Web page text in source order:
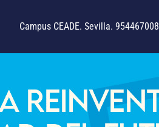
Campus CEADE. Sevilla. 954467008